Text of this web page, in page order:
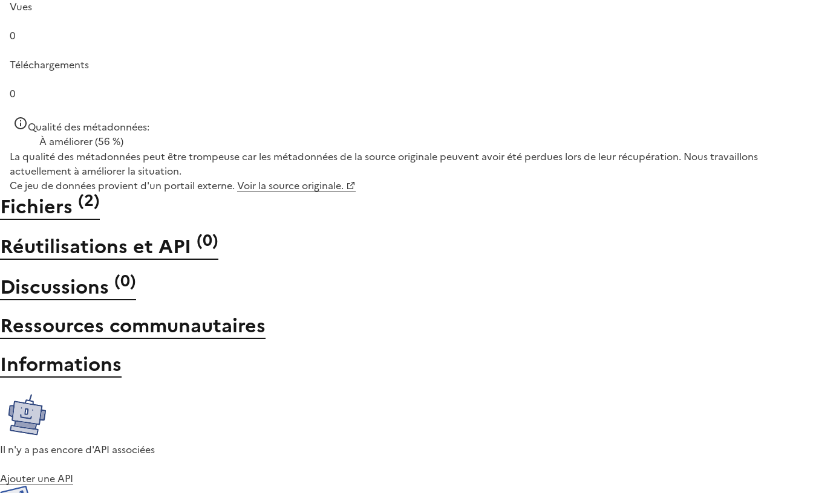
Vues
0
Téléchargements
0
Qualité des métadonnées:
À améliorer(56 %)
La qualité des métadonnées peut être trompeuse car les métadonnées de la source originale peuvent avoir été perdues lors de leur récupération. Nous travaillons
actuellement à améliorer la situation.
Ce jeu de données provient d'un portail externe. Voir la source originale.
Fichiers (2)
Réutilisations et API (0)
Discussions (0)
Ressources communautaires
Informations
Il n'y a pas encore d'API associées
Ajouter une API